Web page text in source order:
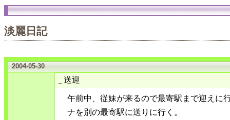
淡麗日記
2004-05-30
送迎
午前中、従妹が来るので最寄駅まで迎えに
ナを別の最寄駅に送りに行く。